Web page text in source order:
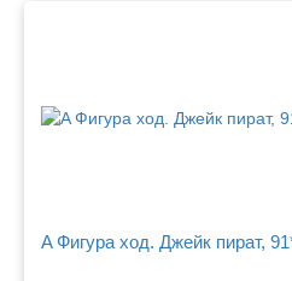
A Фигура ход. Джейк пират,